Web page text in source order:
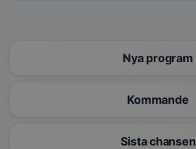
Nya program
Kommande
Sista chansen